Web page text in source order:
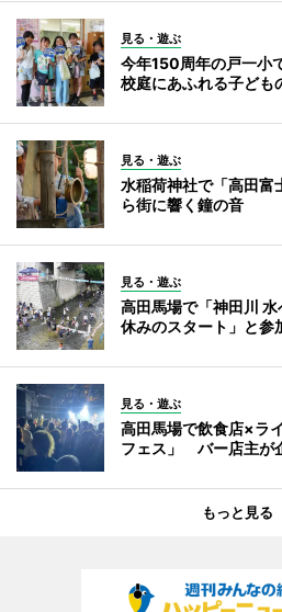
見る・遊ぶ
今年150周年の戸一小
校庭にあふれる子ども
見る・遊ぶ
水稲荷神社で「高田
ら街に響く鐘の音
見る・遊ぶ
高田馬場で「神田川
休みのスタート」と参
見る・遊ぶ
高田馬場で飲食店×ラ
フェス」 バー店主が
もっと見る